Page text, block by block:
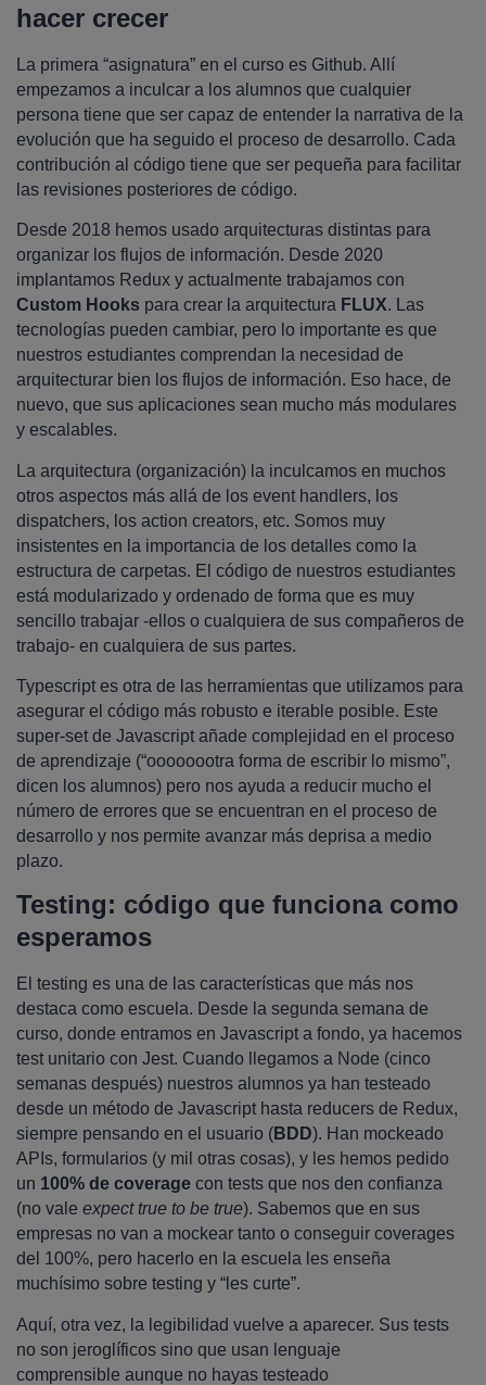
hacer crecer
La primera “asignatura” en el curso es Github. Allí
empezamos a inculcar a los alumnos que cualquier
persona tiene que ser capaz de entender la narrativa de la
evolución que ha seguido el proceso de desarrollo. Cada
contribución al código tiene que ser pequeña para facilitar
las revisiones posteriores de código.
Desde 2018 hemos usado arquitecturas distintas para
organizar los flujos de información. Desde 2020
implantamos Redux y actualmente trabajamos con
Custom Hooks para crear la arquitectura FLUX. Las
tecnologías pueden cambiar, pero lo importante es que
nuestros estudiantes comprendan la necesidad de
arquitecturar bien los flujos de información. Eso hace, de
nuevo, que sus aplicaciones sean mucho más modulares
y escalables.
La arquitectura (organización) la inculcamos en muchos
otros aspectos más allá de los event handlers, los
dispatchers, los action creators, etc. Somos muy
insistentes en la importancia de los detalles como la
estructura de carpetas. El código de nuestros estudiantes
está modularizado y ordenado de forma que es muy
sencillo trabajar -ellos o cualquiera de sus compañeros de
trabajo- en cualquiera de sus partes.
Typescript es otra de las herramientas que utilizamos para
asegurar el código más robusto e iterable posible. Este
super-set de Javascript añade complejidad en el proceso
de aprendizaje (“oooooootra forma de escribir lo mismo”,
dicen los alumnos) pero nos ayuda a reducir mucho el
número de errores que se encuentran en el proceso de
desarrollo y nos permite avanzar más deprisa a medio
plazo.
Testing: código que funciona como
esperamos
El testing es una de las características que más nos
destaca como escuela. Desde la segunda semana de
curso, donde entramos en Javascript a fondo, ya hacemos
test unitario con Jest. Cuando llegamos a Node (cinco
semanas después) nuestros alumnos ya han testeado
desde un método de Javascript hasta reducers de Redux,
siempre pensando en el usuario ( BDD). Han mockeado
APIs, formularios (y mil otras cosas), y les hemos pedido
un 100% de coverage con tests que nos den confianza
(no vale expect true to be true). Sabemos que en sus
empresas no van a mockear tanto o conseguir coverages
del 100%, pero hacerlo en la escuela les enseña
muchísimo sobre testing y “les curte”.
Aquí, otra vez, la legibilidad vuelve a aparecer. Sus tests
no son jeroglíficos sino que usan lenguaje
comprensible aunque no hayas testeado